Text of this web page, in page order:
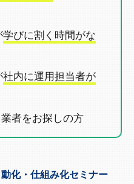
学びに割く時間がな
社内に運用担当者が
者をお探しの方
化・仕組み化セミナー